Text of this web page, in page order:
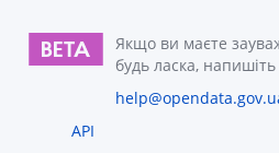
Якщо ви маєте
будь ласка,
API